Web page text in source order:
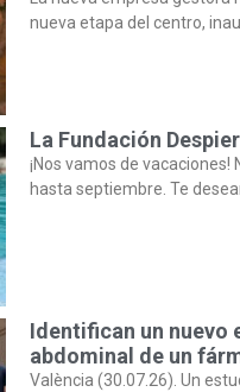
nueva etapa del centro,
La Fundación
¡Nos vamos de
hasta septiembre. Te
Identifican un
abdominal de un
València (30.07.26). Un